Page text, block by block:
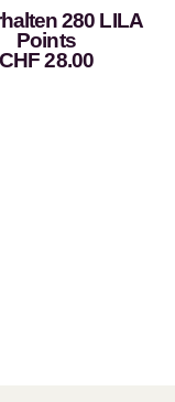
280 LILA
Points
CHF28.00